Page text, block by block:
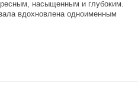
насыщенным и глубоким.
вдохновлена одноименным
аксессуаров и элементов и
способный вдохновлять.